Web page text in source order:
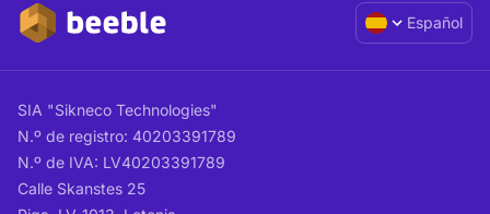
Español
SIA "Sikneco Technologies"
N.º de registro: 40203391789
N.º de IVA: LV40203391789
Calle Skanstes 25